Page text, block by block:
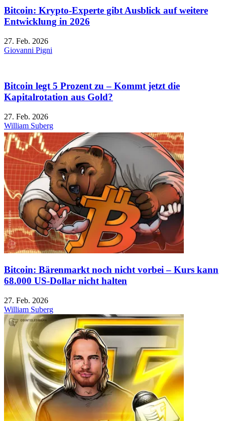
Bitcoin: Krypto-Experte gibt Ausblick auf weitere
Entwicklung in 2026
27. Feb. 2026
Giovanni Pigni
Bitcoin legt 5 Prozent zu – Kommt jetzt die
Kapitalrotation aus Gold?
27. Feb. 2026
William Suberg
Bitcoin: Bärenmarkt noch nicht vorbei – Kurs kann
68.000 US-Dollar nicht halten
27. Feb. 2026
William Suberg